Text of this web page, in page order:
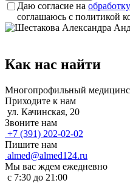
Даю согласие на
соглашаюсь с политикой
Как нас найти
Многопрофильный
Приходите к нам
ул. Качинская, 20
Звоните нам
+7 (391) 202-02-02
Пишите нам
almed@almed124.ru
Мы вас ждем ежедневно
c 7:30 до 21:00